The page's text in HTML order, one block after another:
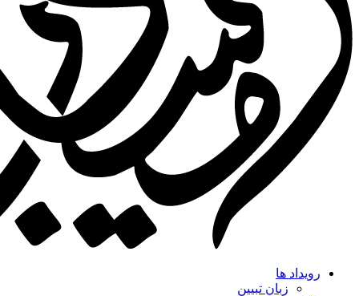
رویداد ها
زبان تبیین